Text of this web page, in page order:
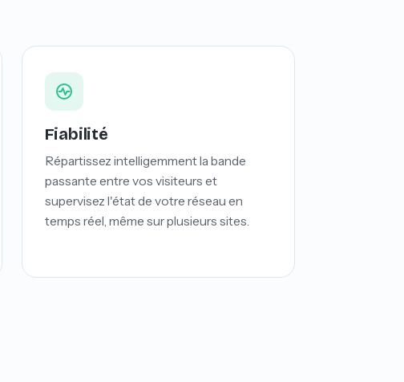
Fiabilité
Répartissez intelligemment la bande
passante entre vos visiteurs et
supervisez l'état de votre réseau en
temps réel, même sur plusieurs sites.